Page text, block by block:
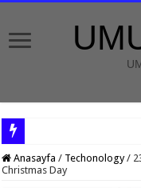
Anasayfa / Techonology /
Christmas Day